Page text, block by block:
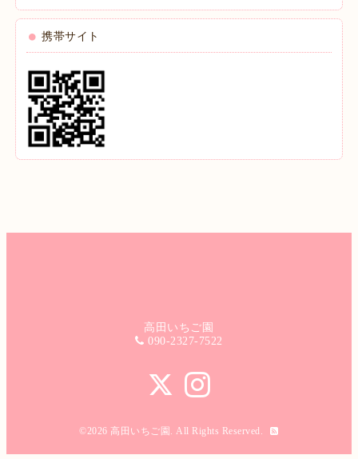
携帯サイト
高田いちご園
090-2327-7522
©2026高田いちご園 . All Rights Reserved.